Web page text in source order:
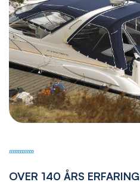
OVER 140 ÅRS ERFARING